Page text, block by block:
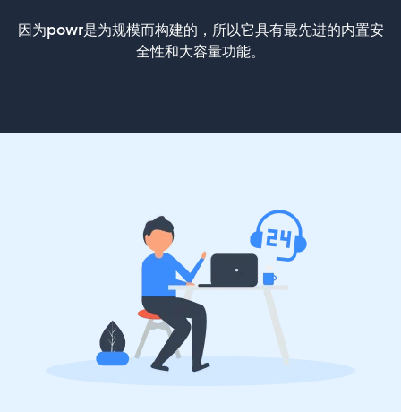
因为powr是为规模而构建的，所以它具有最先进的内置安
全性和大容量功能。